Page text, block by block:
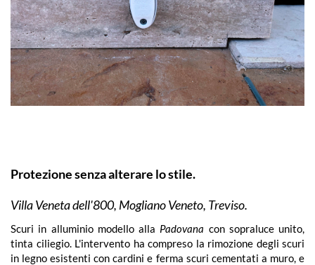
Protezione senza alterare lo stile.
Villa Veneta dell'800, Mogliano Veneto, Treviso.
Scuri in alluminio modello alla Padovana con sopraluce unito,
tinta ciliegio. L'intervento ha compreso la rimozione degli scuri
in legno esistenti con cardini e ferma scuri cementati a muro, e